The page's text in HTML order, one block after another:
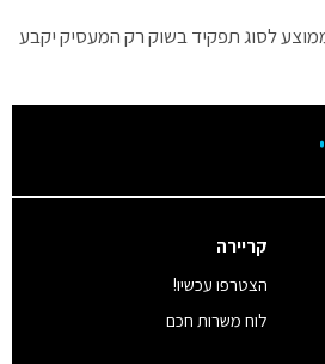
לסוג תפקיד בשוק רק המעסיק יקבע
קריירה
הצטרפו עכשיו!
לוח משרות חכם